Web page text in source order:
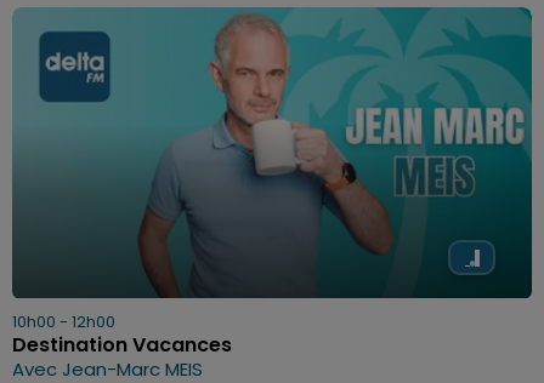
10h00 - 12h00
Destination Vacances
Avec Jean-Marc MEIS